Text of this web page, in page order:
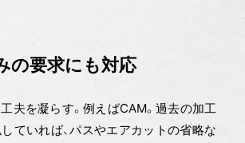
の要求にも対応
夫を凝らす。例えばCAM。過去の加工
ていれば、パスやエアカットの省略な